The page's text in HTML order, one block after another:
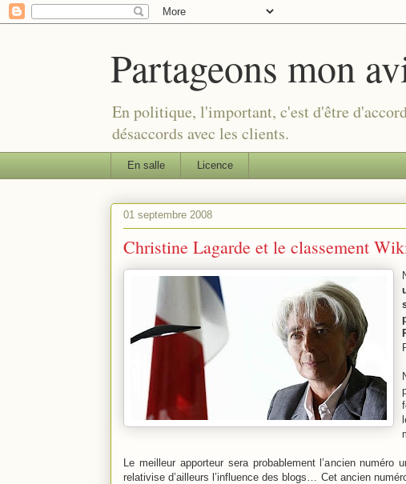
Partageons mon
En politique, l'important, c'est d'être
désaccords avec les clients.
En salle Licence
01 septembre 2008
Christine Lagarde et le classement
Le meilleur apporteur sera probablement l’ancien
relativise d’ailleurs l’influence des blogs… Cet ancien